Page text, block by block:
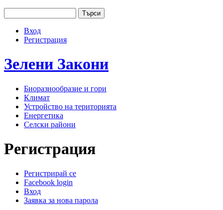
User menu
Вход
Регистрация
Зелени Закони
Биоразнообразие и гори
Климат
Устройство на територията
Енергетика
Селски райони
Регистрация
Primary tabs
Регистрирай се
Facebook login
Вход
Заявка за нова парола